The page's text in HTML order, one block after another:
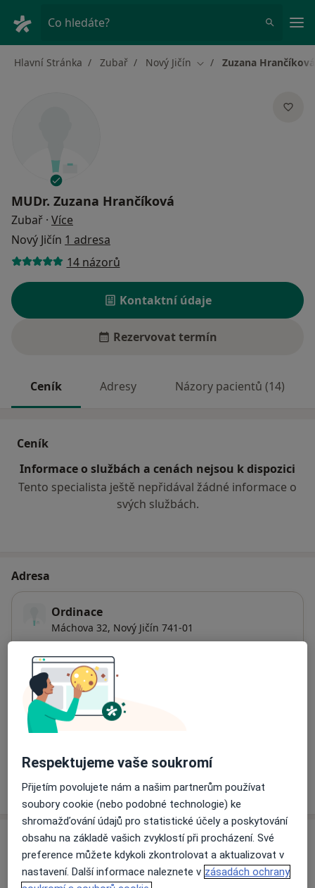
Co hledáte?
Hlavní Stránka Zubař Nový Jičín Změna města
Zuzana Hrančíková
MUDr. Zuzana Hrančíková
Zubař · Více
Nový Jičín 1 adresa
14 názorů
Kontaktní údaje
Rezervovat termín
Ceník Adresy Názory pacientů (14)
Ceník
Informace o službách a cenách nejsou k dispozici
Tento specialista ještě nepřidával žádné informace o
svých službách.
Adresa
Ordinace
Máchova 32, Nový Jičín 741-01
Dostupnost
Na této adrese online kalendář není aktivní
Co mám v takové situaci udělat?
Víceo adrese
Názory
Přidejte svůj názor
Respektujeme vaše soukromí
Přijetím povolujete nám a našim partnerům používat
soubory cookie (nebo podobné technologie) ke
shromažďování údajů pro statistické účely a poskytování
obsahu na základě vašich zvyklostí při procházení. Své
preference můžete kdykoli zkontrolovat a aktualizovat v
nastavení. Další informace naleznete v zásadách ochrany